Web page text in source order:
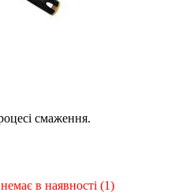
смаження.
в наявності (1)